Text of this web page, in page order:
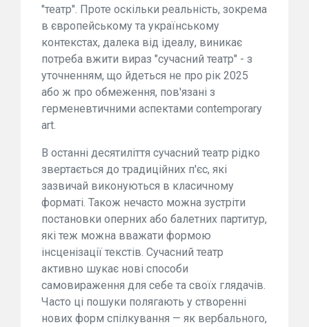
"театр". Проте оскільки реальність, зокрема
в європейському та українському
контекстах, далека від ідеалу, виникає
потреба вжити вираз "сучасний театр" - з
уточненням, що йдеться не про рік 2025
або ж про обмеження, пов'язані з
герменевтичними аспектами contemporary
art.
В останні десятиліття сучасний театр рідко
звертається до традиційних п'єс, які
зазвичай виконуються в класичному
форматі. Також нечасто можна зустріти
постановки оперних або балетних партитур,
які теж можна вважати формою
інсценізації текстів. Сучасний театр
активно шукає нові способи
самовираження для себе та своїх глядачів.
Часто ці пошуки полягають у створенні
нових форм спілкування — як вербального,